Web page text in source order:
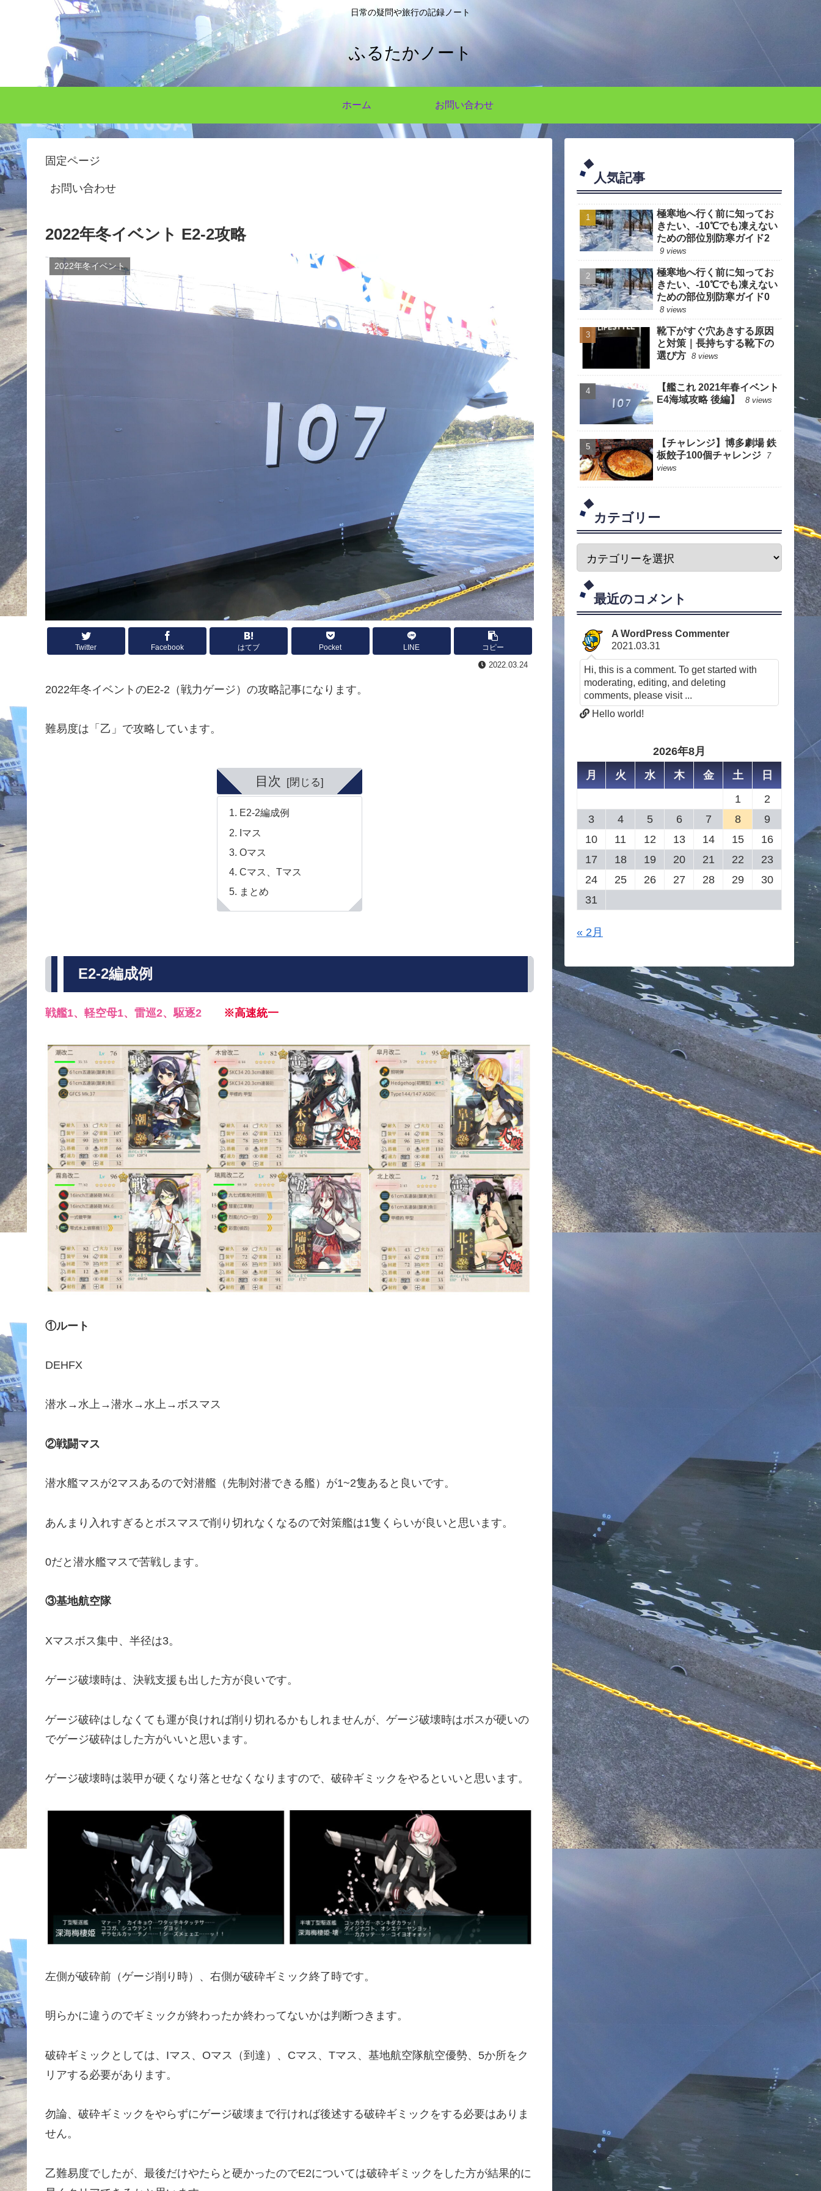
日常の疑問や旅行の記録ノート
ふるたかノート
ホーム お問い合わせ
固定ページ
お問い合わせ
2022年冬イベント E2-2攻略
2022年冬イベント
Twitter Facebook はてブ Pocket LINE コピー
2022.03.24
2022年冬イベントのE2-2（戦力ゲージ）の攻略記事になります。
難易度は「乙」で攻略しています。
目次
E2-2編成例
Iマス
Oマス
Cマス、Tマス
まとめ
E2-2編成例
戦艦1、軽空母1、雷巡2、駆逐2 ※高速統一
①ルート
DEHFX
潜水→水上→潜水→水上→ボスマス
②戦闘マス
潜水艦マスが2マスあるので対潜艦（先制対潜できる艦）が1~2隻あると良いです。
あんまり入れすぎるとボスマスで削り切れなくなるので対策艦は1隻くらいが良いと思います。
0だと潜水艦マスで苦戦します。
③基地航空隊
Xマスボス集中、半径は3。
ゲージ破壊時は、決戦支援も出した方が良いです。
ゲージ破砕はしなくても運が良ければ削り切れるかもしれませんが、ゲージ破壊時はボスが硬いの
でゲージ破砕はした方がいいと思います。
ゲージ破壊時は装甲が硬くなり落とせなくなりますので、破砕ギミックをやるといいと思います。
左側が破砕前（ゲージ削り時）、右側が破砕ギミック終了時です。
明らかに違うのでギミックが終わったか終わってないかは判断つきます。
破砕ギミックとしては、Iマス、Oマス（到達）、Cマス、Tマス、基地航空隊航空優勢、5か所をク
リアする必要があります。
勿論、破砕ギミックをやらずにゲージ破壊まで行ければ後述する破砕ギミックをする必要はありま
せん。
乙難易度でしたが、最後だけやたらと硬かったのでE2については破砕ギミックをした方が結果的に
人気記事
極寒地へ行く前に知ってお
きたい、-10℃でも凍えない
ための部位別防寒ガイド2
9 views
極寒地へ行く前に知ってお
きたい、-10℃でも凍えない
ための部位別防寒ガイド0
8 views
靴下がすぐ穴あきする原因
と対策｜長持ちする靴下の
選び方 8 views
【艦これ 2021年春イベント
E4海域攻略 後編】
8 views
【チャレンジ】博多劇場 鉄
板餃子100個チャレンジ
7
views
カテゴリー
最近のコメント
A WordPress Commenter
2021.03.31
Hi, this is a comment. To get started with
moderating, editing, and deleting
comments, please visit ...
Hello world!
2026年8月
月
火 水 木 金 土
日
1
2
3
4 5 6 7 8
9
10
11 12 13 14 15
16
17
18 19 20 21 22
23
24
25 26 27 28 29
30
31
« 2月